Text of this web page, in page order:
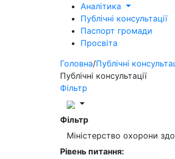
Аналітика
Публічні консультації
Паспорт громади
Просвіта
Головна/Публічні
Публічні консультації
Фільтр
Фільтр
Міністерство охорони
Рівень питання: